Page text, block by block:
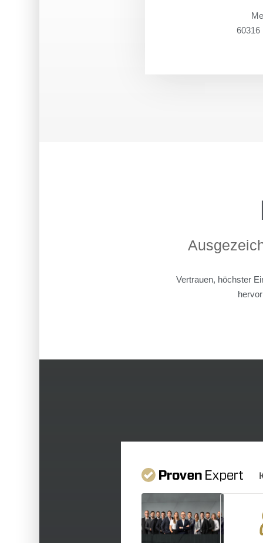
60316
Vertrauen, höchster